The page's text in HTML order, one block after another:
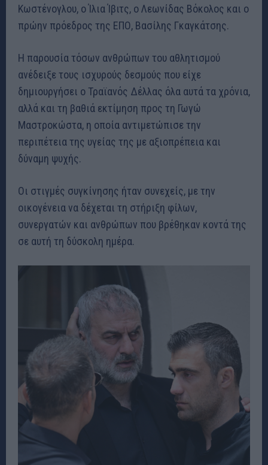
Κωστένογλου, ο Ίλια Ίβιτς, ο Λεωνίδας Βόκολος και ο
πρώην πρόεδρος της ΕΠΟ, Βασίλης Γκαγκάτσης.
Η παρουσία τόσων ανθρώπων του αθλητισμού
ανέδειξε τους ισχυρούς δεσμούς που είχε
δημιουργήσει ο Τραϊανός Δέλλας όλα αυτά τα χρόνια,
αλλά και τη βαθιά εκτίμηση προς τη Γωγώ
Μαστροκώστα, η οποία αντιμετώπισε την
περιπέτεια της υγείας της με αξιοπρέπεια και
δύναμη ψυχής.
Οι στιγμές συγκίνησης ήταν συνεχείς, με την
οικογένεια να δέχεται τη στήριξη φίλων,
συνεργατών και ανθρώπων που βρέθηκαν κοντά της
σε αυτή τη δύσκολη ημέρα.